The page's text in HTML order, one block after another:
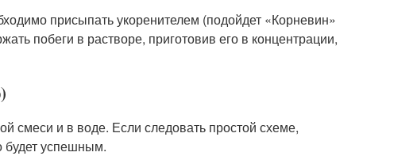
присыпать укоренителем (подойдет «Корневин»
побеги в растворе, приготовив его в концентрации,
смеси и в воде. Если следовать простой схеме,
будет успешным.